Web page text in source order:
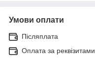
Умови оплати
Післяплата
Оплата за реквізитами